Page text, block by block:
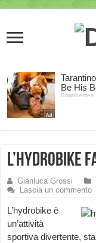
L’Hydrobike
Gianluca Grossi
Lascia un commento
L’hydrobike è
un’attività
sportiva divertente,